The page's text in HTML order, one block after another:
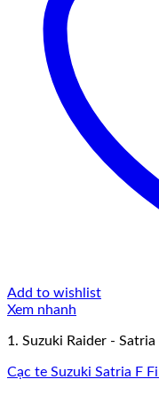
Add to wishlist
Xem nhanh
1. Suzuki Raider -
Cạc te Suzuki Satria F